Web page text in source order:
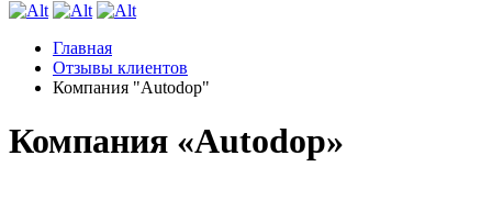
Главная
Отзывы клиентов
Компания "Autodop"
Компания «Autodop»